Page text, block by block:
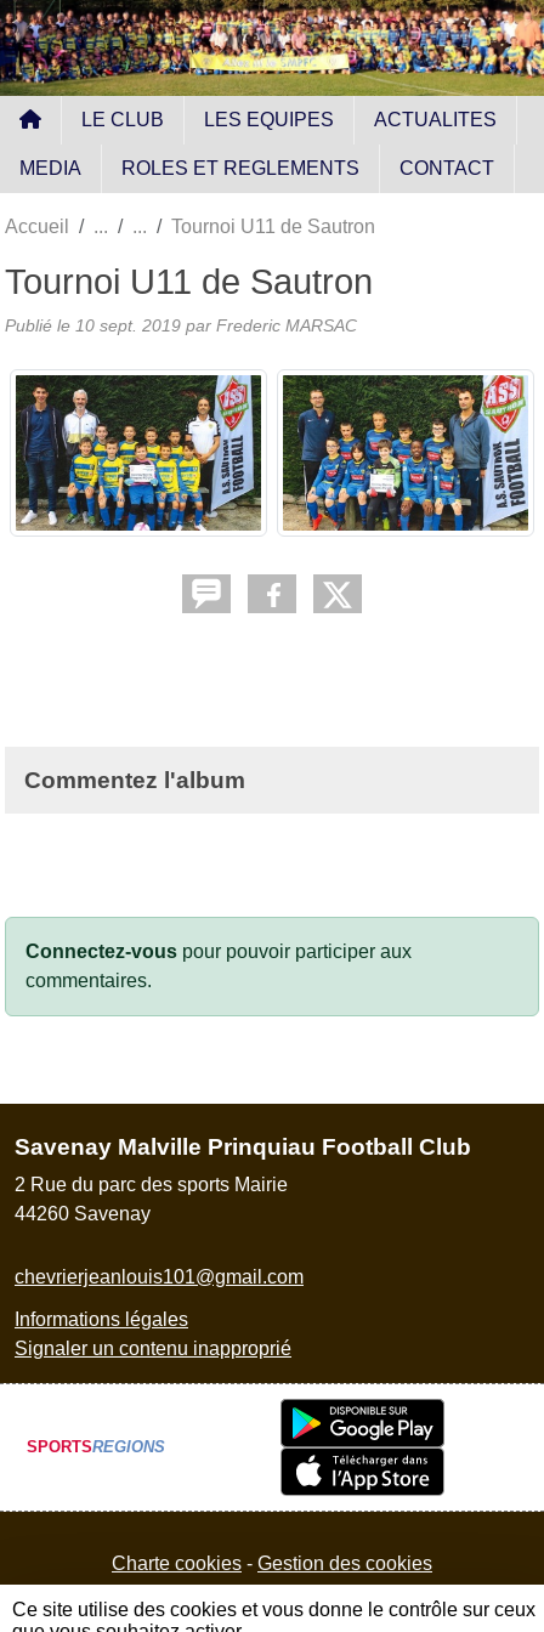
LE CLUB LES EQUIPES ACTUALITES
MEDIA ROLES ET REGLEMENTS CONTACT
Accueil Tournoi U11 de Sautron
Tournoi U11 de Sautron
Publié le 10 sept. 2019 par Frederic MARSAC
Commentez l'album
Connectez-vous pour pouvoir participer aux
commentaires.
Savenay Malville Prinquiau Football Club
2 Rue du parc des sports Mairie
44260 Savenay
chevrierjeanlouis101@gmail.com
Informations légales
Signaler un contenu inapproprié
SPORTSREGIONS
Charte cookies Gestion des cookies
Panneau de gestion des cookies
Ce site utilise des cookies et vous donne le contrôle sur ceux